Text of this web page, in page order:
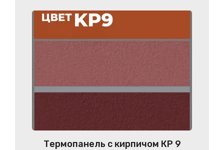
Термопанель с кирпичом КP 9